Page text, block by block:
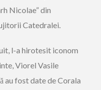
Nicolae” din
Catedralei.
l-a hirotesit iconom
Viorel Vasile
au fost date de Corala